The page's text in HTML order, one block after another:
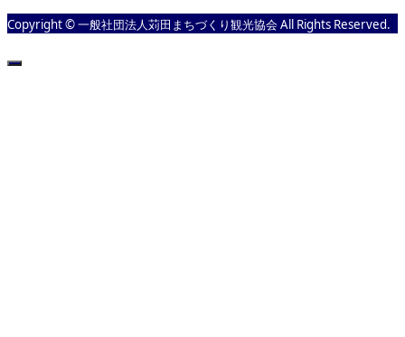
Copyright © 一般社団法人苅田まちづくり観光協会 All Rights Reserved.